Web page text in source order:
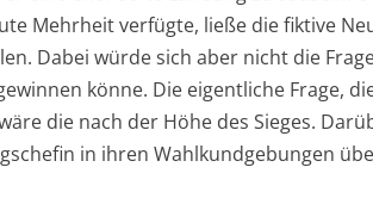
Mehrheit verfügte, ließe die fiktive
Dabei würde sich aber nicht die
könne. Die eigentliche Frage,
die nach der Höhe des Sieges.
in ihren Wahlkundgebungen